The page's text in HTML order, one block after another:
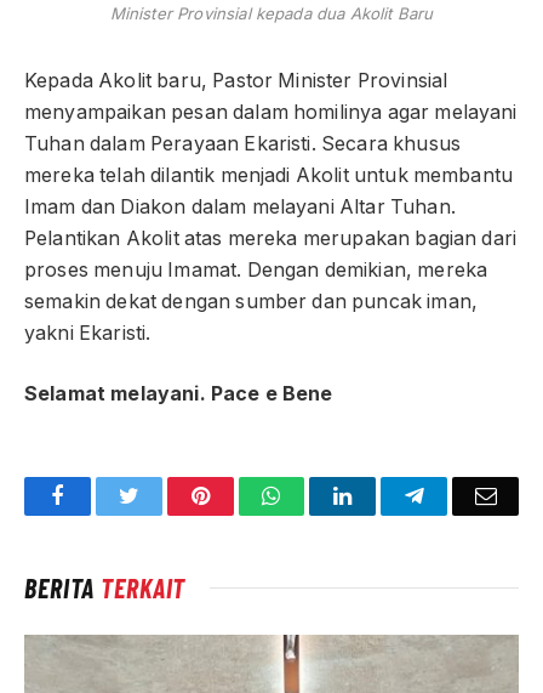
Minister Provinsial kepada dua Akolit Baru
Kepada Akolit baru, Pastor Minister Provinsial
menyampaikan pesan dalam homilinya agar melayani
Tuhan dalam Perayaan Ekaristi. Secara khusus
mereka telah dilantik menjadi Akolit untuk membantu
Imam dan Diakon dalam melayani Altar Tuhan.
Pelantikan Akolit atas mereka merupakan bagian dari
proses menuju Imamat. Dengan demikian, mereka
semakin dekat dengan sumber dan puncak iman,
yakni Ekaristi.
Selamat melayani. Pace e Bene
FacebookTwitter PinterestWhatsAppLinkedInTelegram
BERITA TERKAIT